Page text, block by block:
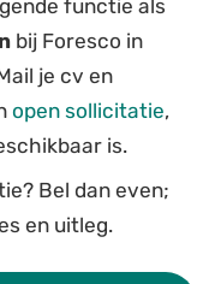
functie als
bij Foresco in
je cv en
open sollicitatie,
is.
Bel dan even;
en uitleg.